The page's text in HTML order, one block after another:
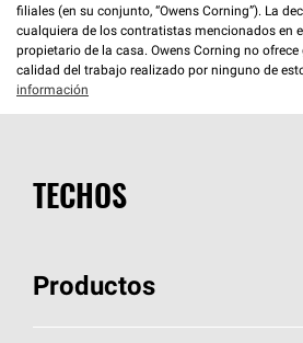
filiales (en su conjunto, “Owens Corning”). La
cualquiera de los contratistas mencionados en
propietario de la casa. Owens Corning no
calidad del trabajo realizado por ninguno de
información
TECHOS
Productos